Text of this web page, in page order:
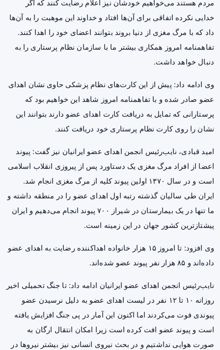
مردم هستند می‌خواهیم خودشان نیز اعلام رضایت کنند که اگر
خدایی نکرده اتفاقی برای آن‌ها افتاد و خداوند این موهبت را به آن‌ها
داد که با مرگ مغزی از دنیا بروند بتوانند اعضای خود را اهدا کنند.
تفاهمنامه امروز همکاری بیشتر ما با سازمان نظام پرستاری را به
دنبال خواهد داشت.
وی ادامه داد: پیش از این کارت‌های نظام پزشکی حاوی نشان اهدای
عضو صادر شده و با تفاهمنامه امروز شاهد این خواهیم بود که
پرستارانی که تمایل به دریافت کارت اهدای عضو دارند بتوانند این
نشان را روی کارت نظام پرستاری خود دریافت کنند.
امید قبادی، نایب‌رئیس انجمن اهدای عضو ایرانیان نیز گفت: پیوند
اعضا از افراد مرگ مغزی یک دستاورد پس از پیروزی انقلاب اسلامی
است و در سال ۱۳۷۰ اولین پیوند کلیه از مرگ مغزی انجام شد.
ایران طی سالیان گذشته رتبه اول اهدای عضو را در منطقه داشته و
ما تنها در یک بیمارستان در شیراز ۷۰۰ پیوند انجام می‌دهیم و ایران
پیشتازترین کشور جهان در این زمینه است.
وی افزود: تا امروز ۱۵ هزار خانواده اهداکننده رضایت به اهدای عضو
داده‌اند و ۸۵ هزار نفر پیوند عضو شده‌اند.
نایب‌رئیس انجمن اهدای عضو ایرانیان ادامه داد: تا جنگ تحمیلی اخیر
روزانه ۱۰ تا ۱۲ نفر در لیست اهدای عضو به دلیل نرسیدن عضو
پیوندی فوت می‌کردند اما اکنون این آمار در پی جنگ افزایش یافته
است و پیوند عضو افت کرده است زیرا امکان انتقال ارگان‌ به
صورت هوایی نداشتیم و در بحث نیروی انسانی نیز بیشتر نیروها در